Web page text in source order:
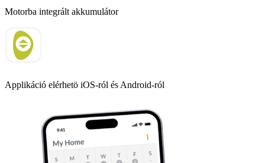
Motorba integrált akkumulátor
Applikáció elérhetö iOS-ról és Android-ról